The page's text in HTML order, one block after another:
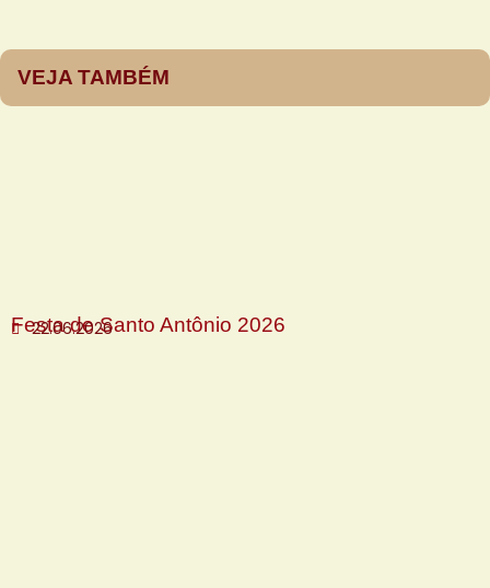
VEJA TAMBÉM
Festa de Santo Antônio 2026
22.06.2026